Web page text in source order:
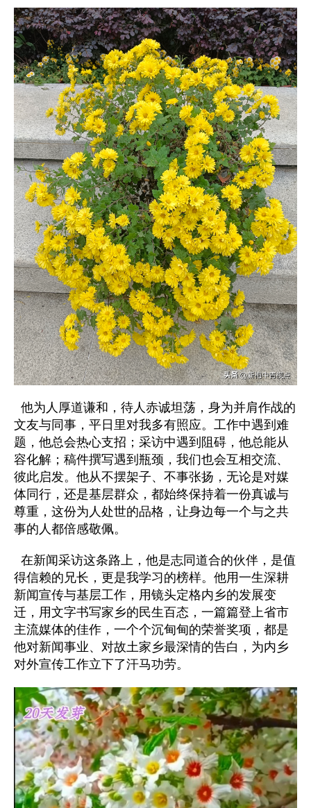
他为人厚道谦和，待人赤诚坦荡，身为并肩作战的
文友与同事，平日里对我多有照应。工作中遇到难
题，他总会热心支招；采访中遇到阻碍，他总能从
容化解；稿件撰写遇到瓶颈，我们也会互相交流、
彼此启发。他从不摆架子、不事张扬，无论是对媒
体同行，还是基层群众，都始终保持着一份真诚与
尊重，这份为人处世的品格，让身边每一个与之共
事的人都倍感敬佩。
在新闻采访这条路上，他是志同道合的伙伴，是值
得信赖的兄长，更是我学习的榜样。他用一生深耕
新闻宣传与基层工作，用镜头定格内乡的发展变
迁，用文字书写家乡的民生百态，一篇篇登上省市
主流媒体的佳作，一个个沉甸甸的荣誉奖项，都是
他对新闻事业、对故土家乡最深情的告白，为内乡
对外宣传工作立下了汗马功劳。